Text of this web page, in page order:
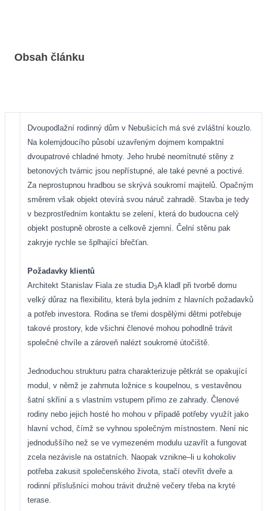
Obsah článku
Dvoupodlažní rodinný dům v Nebušicích má své zvláštní kouzlo.
Na kolemjdoucího působí uzavřeným dojmem kompaktní
dvoupatrové chladné hmoty. Jeho hrubé neomítnuté stěny z
betonových tvárnic jsou nepřístupné, ale také pevné a poctivé.
Za neprostupnou hradbou se skrývá soukromí majitelů. Opačným
směrem však objekt otevírá svou náruč zahradě. Stavba je tedy
v bezprostředním kontaktu se zelení, která do budoucna celý
objekt postupně obroste a celkově zjemní. Čelní stěnu pak
zakryje rychle se šplhající břečťan.
Požadavky klientů
Architekt Stanislav Fiala ze studia D3A kladl při tvorbě domu
velký důraz na flexibilitu, která byla jedním z hlavních požadavků
a potřeb investora. Rodina se třemi dospělými dětmi potřebuje
takové prostory, kde všichni členové mohou pohodlně trávit
společné chvíle a zároveň nalézt soukromé útočiště.
Jednoduchou strukturu patra charakterizuje pětkrát se opakující
modul, v němž je zahrnuta ložnice s koupelnou, s vestavěnou
šatní skříní a s vlastním vstupem přímo ze zahrady. Členové
rodiny nebo jejich hosté ho mohou v případě potřeby využít jako
hlavní vchod, čímž se vyhnou společným místnostem. Není nic
jednoduššího než se ve vymezeném modulu uzavřít a fungovat
zcela nezávisle na ostatních. Naopak vznikne–li u kohokoliv
potřeba zakusit společenského života, stačí otevřít dveře a
rodinní příslušníci mohou trávit družné večery třeba na kryté
terase.